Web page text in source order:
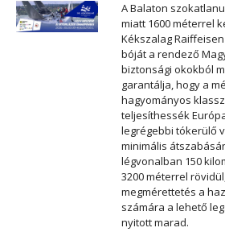
A Balaton
miatt 1600 méterrel
Kékszalag
bóját a rendező
biztonsági okokból
garantálja, hogy a
hagyományos
teljesíthessék
legrégebbi tókerülő
minimális
légvonalban 150
3200 méterrel
megmérettetés a
számára a lehető
nyitott marad.